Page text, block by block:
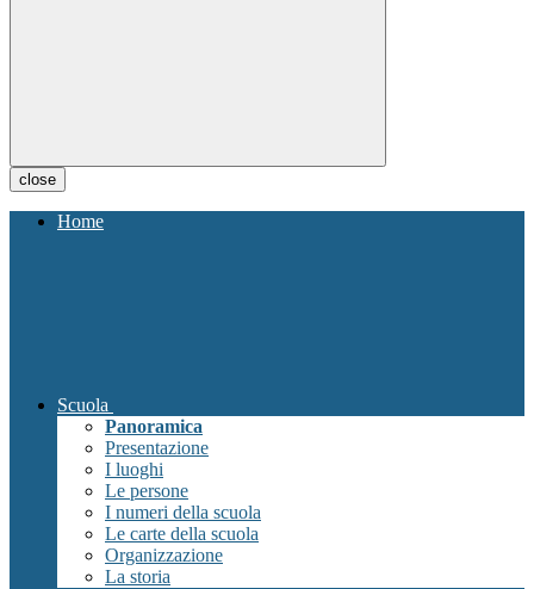
close
Home
Scuola
Panoramica
Presentazione
I luoghi
Le persone
I numeri della scuola
Le carte della scuola
Organizzazione
La storia